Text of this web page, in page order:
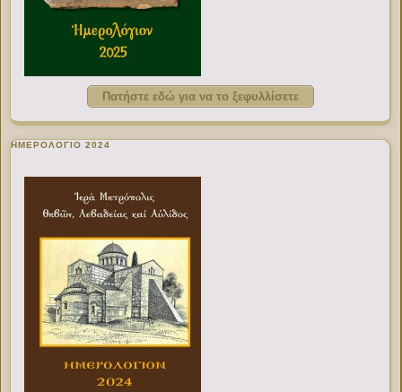
Πατήστε εδώ για να το ξεφυλλίσετε
ΗΜΕΡΟΛΟΓΙΟ 2024